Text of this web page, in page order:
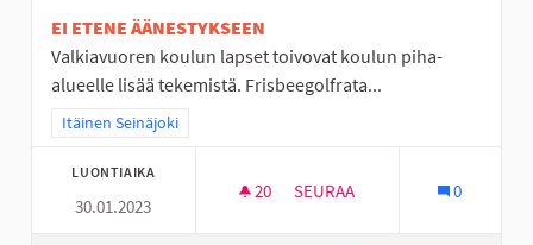
EI ETENE ÄÄNESTYKSEEN
Valkiavuoren koulun lapset toivovat koulun piha-
alueelle lisää tekemistä. Frisbeegolfrata...
Rajaa tulokset teeman mukaan: Itäinen Seinäjoki
Itäinen Seinäjoki
LUONTIAIKA
30.01.2023
20 20 SEURAAJAA
SEURAA 0